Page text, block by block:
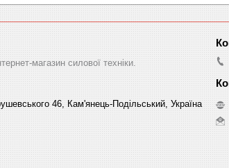
магазин силової техніки.
46, Кам'янець-Подільський, Україна